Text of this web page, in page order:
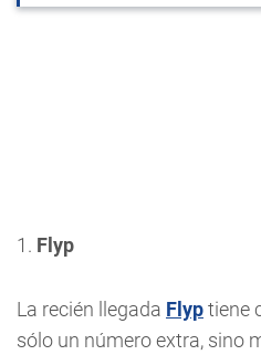
1. Flyp
La recién llegada Flyptiene
sólo un número extra, sino